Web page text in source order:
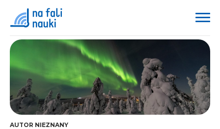
AUTOR NIEZNANY